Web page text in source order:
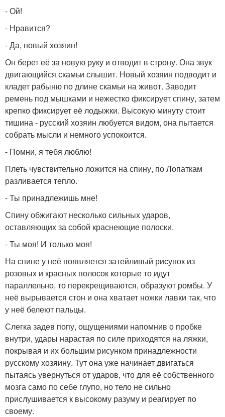
- Ой!
- Нравится?
- Да, новый хозяин!
Он берет её за новую руку и отводит в строну. Она звук
двигающийся скамьи слышит. Новый хозяин подводит и
кладет рабыню по длине скамьи на живот. Заводит
ремень под мышками и нежестко фиксирует спину, затем
крепко фиксирует её лодыжки. Высокую минуту стоит
тишина - русский хозяин любуется видом, она пытается
собрать мысли и немного успокоится.
- Помни, я тебя люблю!
Плеть чувствительно ложится на спину, по Лопаткам
разливается тепло.
- Ты принадлежишь мне!
Спину обжигают несколько сильных ударов,
оставляющих за собой краснеющие полоски.
- Ты моя! И только моя!
На спине у неё появляется затейливый рисунок из
розовых и красных полосок которые то идут
параллельно, то перекрещиваются, образуют ромбы. У
неё вырывается стон и она хватает ножки лавки так, что
у неё белеют пальцы.
Слегка задев попу, ощущениями напомнив о пробке
внутри, удары нарастая по силе приходятся на ляжки,
покрывая и их большим рисунком принадлежности
русскому хозяину. Тут она уже начинает двигаться
пытаясь увернуться от ударов, что для её собственного
мозга само по себе глупо, но тело не сильно
прислушивается к высокому разуму и реагирует по
своему.